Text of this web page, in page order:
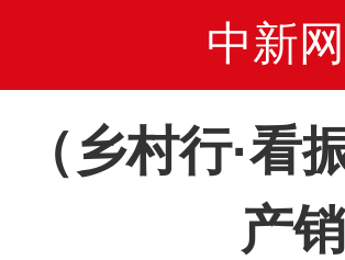
中新
（乡村行·
产